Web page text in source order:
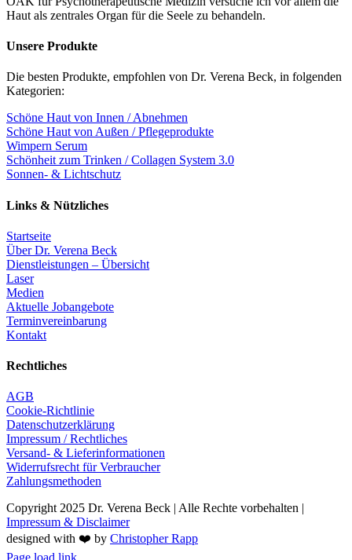
Haut als zentrales Organ für die Seele zu behandeln.
Unsere Produkte
Die besten Produkte, empfohlen von Dr. Verena Beck, in folgenden
Kategorien:
Schöne Haut von Innen / Abnehmen
Schöne Haut von Außen / Pflegeprodukte
Wimpern Serum
Schönheit zum Trinken / Collagen System 3.0
Sonnen- & Lichtschutz
Links & Nützliches
Startseite
Über Dr. Verena Beck
Dienstleistungen – Übersicht
Laser
Medien
Aktuelle Jobangebote
Terminvereinbarung
Kontakt
Rechtliches
AGB
Cookie-Richtlinie
Datenschutzerklärung
Impressum / Rechtliches
Versand- & Lieferinformationen
Widerrufsrecht für Verbraucher
Zahlungsmethoden
Copyright 2025 Dr. Verena Beck | Alle Rechte vorbehalten |
Impressum & Disclaimer
designed with ❤️ by Christopher Rapp
Facebook
Instagram